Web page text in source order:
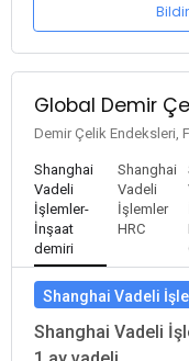
Global Demir
Demir Çelik Endeksleri,
Shanghai
Vadeli
İşlemler-
İnşaat
demiri
Shanghai
Vadeli
İşlemler
HRC
Shanghai Vadeli
Shanghai Vadeli